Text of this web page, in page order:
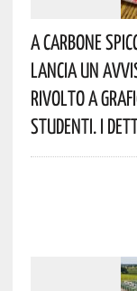
A Carbone
Lancia Un
Rivolto A
Studenti. I